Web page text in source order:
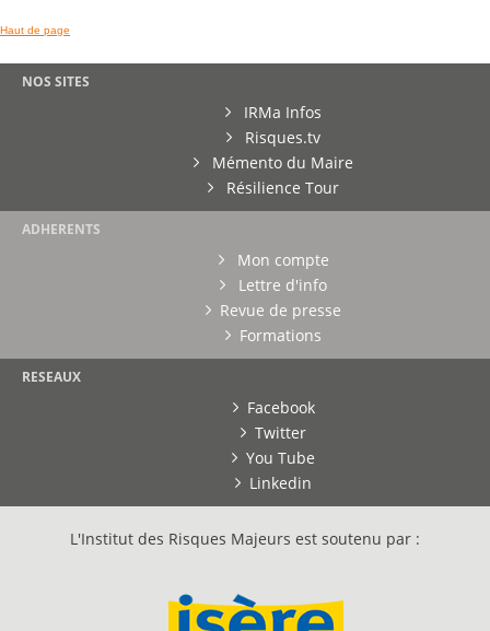
Haut de page
NOS SITES
IRMa Infos
Risques.tv
Mémento du Maire
Résilience Tour
ADHERENTS
Mon compte
Lettre d'info
Revue de presse
Formations
RESEAUX
Facebook
Twitter
You Tube
Linkedin
L'Institut des Risques Majeurs est soutenu par :